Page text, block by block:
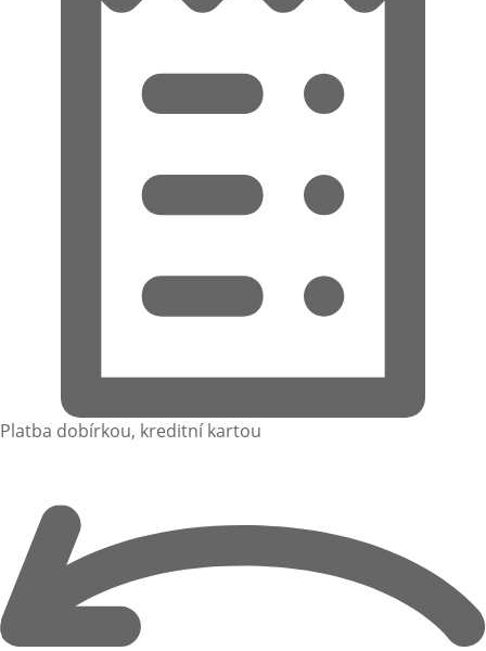
Platba dobírkou, kreditní kartou